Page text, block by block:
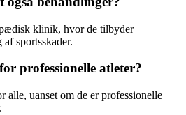
klinik, hvor de tilbyder
sportsskader.
professionelle atleter?
alle, uanset om de er professionelle